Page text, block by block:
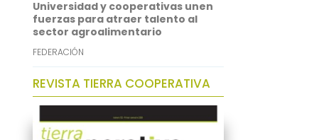
Universidad y cooperativas unen
fuerzas para atraer talento al
sector agroalimentario
FEDERACIÓN
REVISTA TIERRA COOPERATIVA